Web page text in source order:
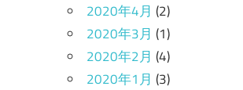
2020年4月 (2)
2020年3月 (1)
2020年2月 (4)
2020年1月 (3)